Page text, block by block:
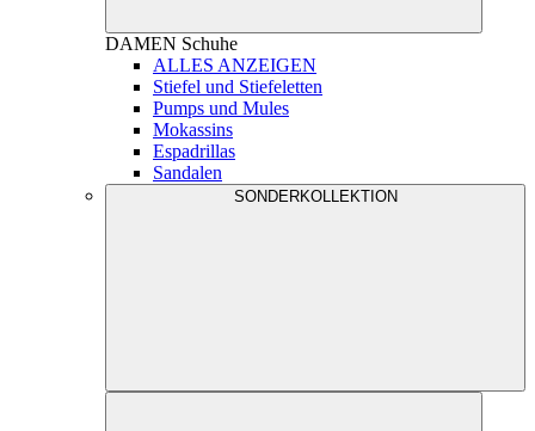
DAMEN Schuhe
ALLES ANZEIGEN
Stiefel und Stiefeletten
Pumps und Mules
Mokassins
Espadrillas
Sandalen
SONDERKOLLEKTION